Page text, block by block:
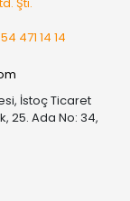
471 14 14
İstoç Ticaret
25. Ada No: 34,